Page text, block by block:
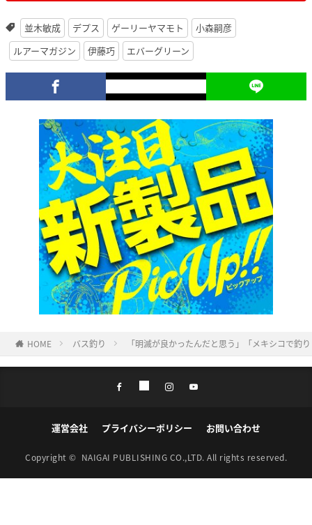
並木敏成 デプス ゲーリーヤマモト
小森嗣彦
ルアーマガジン
伊藤巧 エバーグリーン
HOME バス釣り 「明滅が良かったんだと思う」「メキシコで釣
運営会社 プライバシーポリシー お問い合わせ
Copyright © NAIGAI PUBLISHING CO.,LTD. All rights reserved.